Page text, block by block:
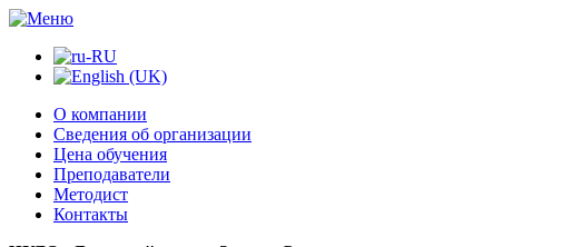
О компании
Сведения об организации
Цена обучения
Преподаватели
Методист
Контакты